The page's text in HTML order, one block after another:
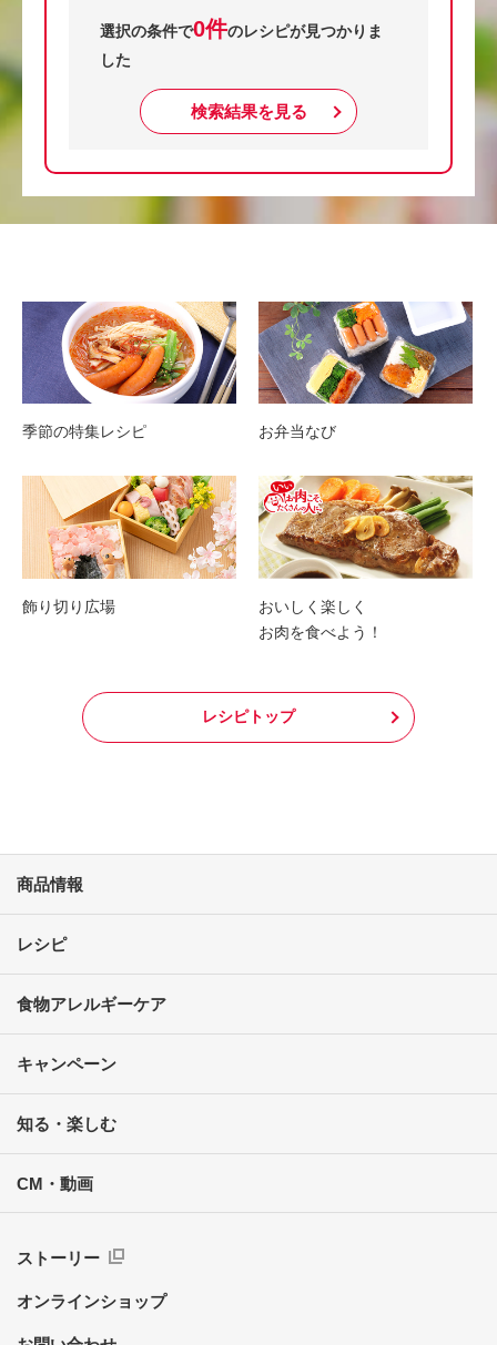
選択の条件で0件のレシピが見つかりま
した
検索結果を見る
季節の特集レシピ お弁当なび
飾り切り広場
おいしく楽しく
お肉を食べよう！
レシピトップ
商品情報
レシピ
食物アレルギーケア
キャンペーン
知る・楽しむ
CM・動画
ストーリー
オンラインショップ